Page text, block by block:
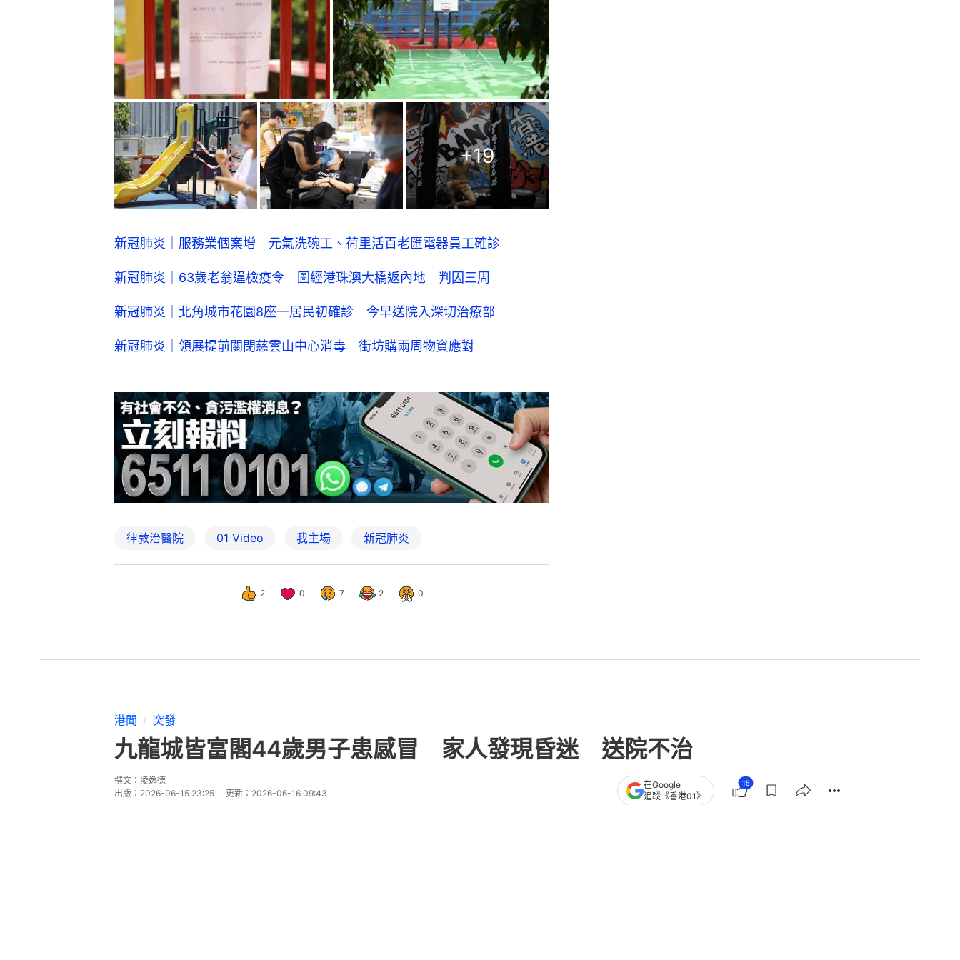
+19
新冠肺炎｜服務業個案增 元氣洗碗工、荷里活百老匯電器員工確診
新冠肺炎｜63歲老翁違檢疫令 圖經港珠澳大橋返內地 判囚三周
新冠肺炎｜北角城市花園8座一居民初確診 今早送院入深切治療部
新冠肺炎｜領展提前關閉慈雲山中心消毒 街坊購兩周物資應對
律敦治醫院 01 Video 我主場 新冠肺炎
2 0 7 2 0
港聞 突發
九龍城皆富閣44歲男子患感冒 家人發現昏迷 送院不治
撰文： 凌逸德
出版： 2026-06-15 23:25 更新： 2026-06-16 09:43
在Google
追蹤《香港01》
15